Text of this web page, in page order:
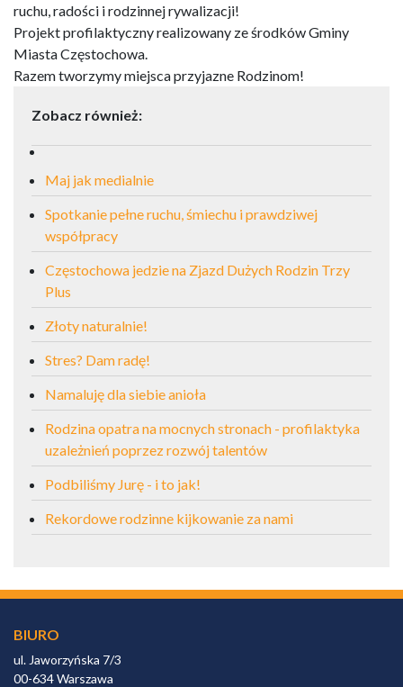
ruchu, radości i rodzinnej rywalizacji!
Projekt profilaktyczny realizowany ze środków Gminy
Miasta Częstochowa.
Razem tworzymy miejsca przyjazne Rodzinom!
Zobacz również:
Maj jak medialnie
Spotkanie pełne ruchu, śmiechu i prawdziwej
współpracy
Częstochowa jedzie na Zjazd Dużych Rodzin Trzy
Plus
Złoty naturalnie!
Stres? Dam radę!
Namaluję dla siebie anioła
Rodzina opatra na mocnych stronach - profilaktyka
uzależnień poprzez rozwój talentów
Podbiliśmy Jurę - i to jak!
Rekordowe rodzinne kijkowanie za nami
BIURO
ul. Jaworzyńska 7/3
00-634 Warszawa